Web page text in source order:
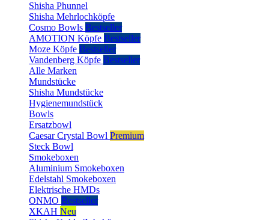
Shisha Phunnel
Shisha Mehrlochköpfe
Cosmo Bowls Bestseller
AMOTION Köpfe Bestseller
Moze Köpfe Bestseller
Vandenberg Köpfe Bestseller
Alle Marken
Mundstücke
Shisha Mundstücke
Hygienemundstück
Bowls
Ersatzbowl
Caesar Crystal Bowl Premium
Steck Bowl
Smokeboxen
Aluminium Smokeboxen
Edelstahl Smokeboxen
Elektrische HMDs
ONMO Bestseller
XKAH Neu